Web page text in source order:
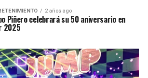
2 años ago
Piñero celebrará su 50 aniversario en
2025